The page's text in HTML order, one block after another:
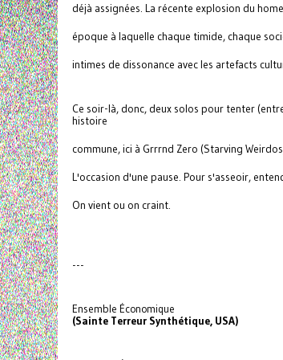
déjà assignées. La récente explosion du
époque à laquelle chaque timide, chaque
intimes de dissonance avec les artefacts
Ce soir-là, donc, deux solos pour tenter
histoire
commune, ici à Grrrnd Zero (Starving
L'occasion d'une pause. Pour s'asseoir,
On vient ou on craint.
---
Ensemble Économique
(Sainte Terreur Synthétique, USA)